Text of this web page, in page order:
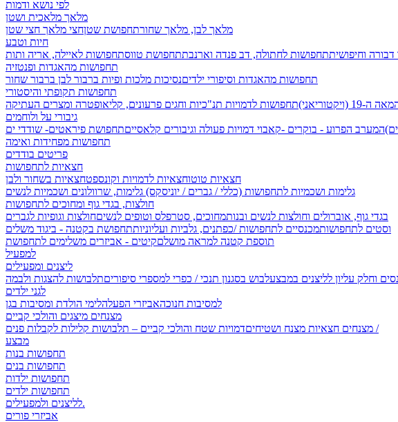
לפי נושא ודמות
מלאך מלאכית ושטן
מלאך לבן, מלאך שחורתחפושת שטןחצי מלאך חצי שטן
חיות וטבע
וחיפושיתתחפושות לחתולה, דב פנדה וארנבתתחפושת טווסתחפושות לאיילה, אריה ותות
תחפושות מהאגדות ופנטזיה
תחפושות מהאגדות וסיפורי ילדיםנסיכות מלכות ופיות ברבור לבן ברבור שחור
תחפושות תקופתי והיסטורי
(ויקטוריאני) תחפושות לדמויות תנ"כיות וחגים פרעונים, קליאופטרה ומצרים העתיקה
גיבורי על ולוחמים
המערב הפרוע - בוקרים -קאבוי דמויות פעולה וגיבורים קלאסייםתחפושת פיראטים- שודדי ים
תחפושות מפחידות ואימה
פריטים בודדים
חצאיות לתחפושות
חצאיות טוטוחצאיות לדמויות וקונספטחצאיות בשחור ולבן
גלימות ושכמיות לתחפושות (כללי / גברים / יוניסקס) גלימות, שרוולונים ושכמיות לנשים
חולצות, בגדי גוף ומחוכים לתחפושות
בגדי גוף, אוברולים וחולצות לנשים ובנותמחוכים, סטרפלס וטופים לנשיםחולצות וגופיות לגברים
וסטים לתחפושותמכנסיים לתחפושות /כפתנים, גלביות ועליוניותתחפושת בקטנה - ביגוד משלים
תוספת קטנה למראה מושלםקיטים - אביזרים משלימים לתחפושת
למפעיל
ליצנים ומפעילים
וחלק עליון לליצנים במבצעלבוש בסגנון תנכי / כפרי למספרי סיפוריםתלבושות להצגות ולבמה
לגני ילדים
למסיבות חנוכהאביזרי הפעלהלימי הולדת ומסיבות בגן
מצנחים מיצגים והולכי קביים
מצנחים חצאיות מצנח ושטיחים דמויות שטח והולכי קביים – תלבושות קלילות לקבלות פנים /
מבצע
תחפושות בנות
תחפושות בנים
תחפושות ילדות
תחפושות ילדים
לליצנים ולמפעילים.
אביזרי פורים